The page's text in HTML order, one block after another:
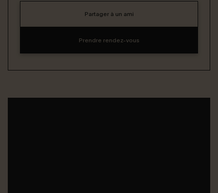
Partager à un ami
Prendre rendez-vous